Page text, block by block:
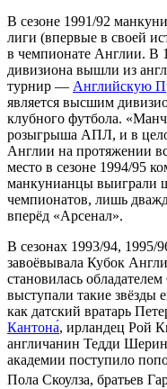
В сезоне 1991/92
лиги (впервые в своей
в чемпионате Англии. В
дивизиона вышли из
турнир — Английскую
является высшим
клубного футбола.
розыгрыша АПЛ, и в
Англии на протяжении
место в сезоне 1994/95
манкунианцы выиграли
чемпионатов, лишь
вперёд «Арсенал».
В сезонах 1993/94, 1995/
завоёвывала Кубок
становилась
выступали такие звёзды
как датский вратарь
Кантона́, ирландец Рой
англичанин Тедди
академии поступило
Пола Скоулза, братьев